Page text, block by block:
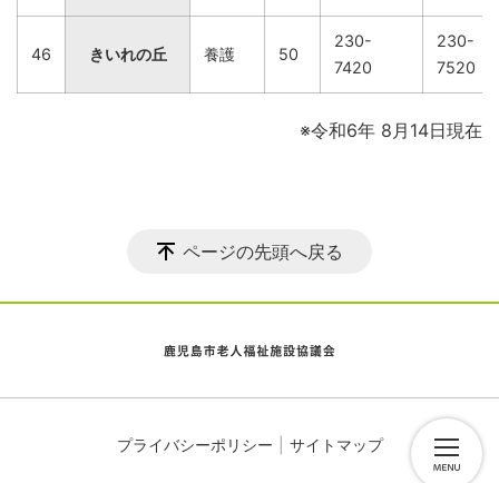
46 きいれの丘 養護 50
230-
7420
230-
7520
※令和6年 8月14日現在
ページの先頭へ戻る
プライバシーポリシー サイトマップ